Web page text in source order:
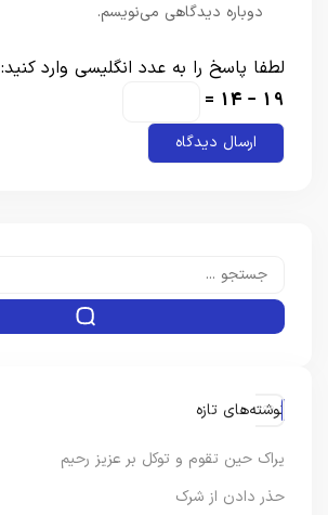
دوباره دیدگاهی می‌نویسم.
لطفا پاسخ را به عدد انگلیسی وارد کنید:
19 − 14 =
نوشته‌های تازه
یراک حین تقوم و توکل بر عزیز رحیم
حذر دادن از شرک